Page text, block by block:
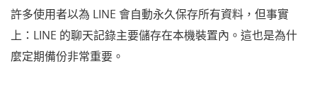
許多使用者以為 LINE 會自動永久保存所有資料，但事實
上：LINE 的聊天記錄主要儲存在本機裝置內。這也是為什
麼定期備份非常重要。